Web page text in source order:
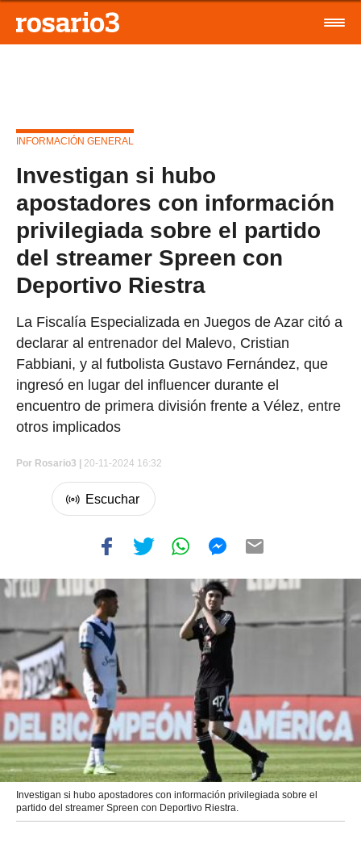
INFORMACIÓN GENERAL
Investigan si hubo
apostadores con información
privilegiada sobre el partido
del streamer Spreen con
Deportivo Riestra
La Fiscalía Especializada en Juegos de Azar citó a
declarar al entrenador del Malevo, Cristian
Fabbiani, y al futbolista Gustavo Fernández, que
ingresó en lugar del influencer durante el
encuentro de primera división frente a Vélez, entre
otros implicados
Por Rosario3 | 20-11-2024 16:32
Investigan si hubo apostadores con información privilegiada sobre el
partido del streamer Spreen con Deportivo Riestra.